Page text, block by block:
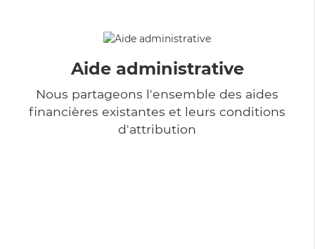
Aide administrative
Nous partageons l'ensemble des aides
financières existantes et leurs conditions
d'attribution